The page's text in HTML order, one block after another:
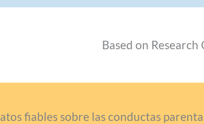
Based on
fiables sobre las conductas